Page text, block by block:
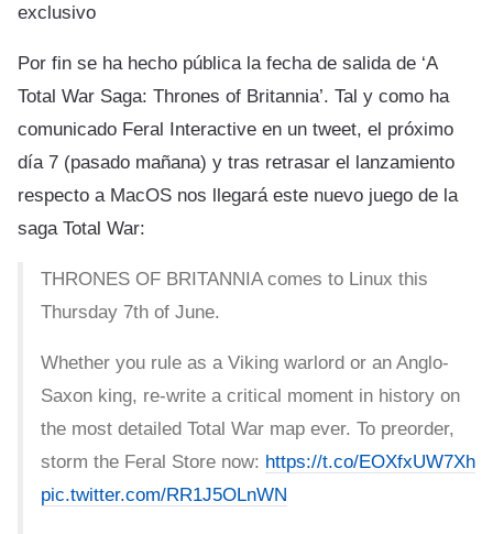
exclusivo
Por fin se ha hecho pública la fecha de salida de ‘A
Total War Saga: Thrones of Britannia’. Tal y como ha
comunicado Feral Interactive en un tweet, el próximo
día 7 (pasado mañana) y tras retrasar el lanzamiento
respecto a MacOS nos llegará este nuevo juego de la
saga Total War:
THRONES OF BRITANNIA comes to Linux this
Thursday 7th of June.
Whether you rule as a Viking warlord or an Anglo-
Saxon king, re-write a critical moment in history on
the most detailed Total War map ever. To preorder,
storm the Feral Store now: https://t.co/EOXfxUW7Xh
pic.twitter.com/RR1J5OLnWN